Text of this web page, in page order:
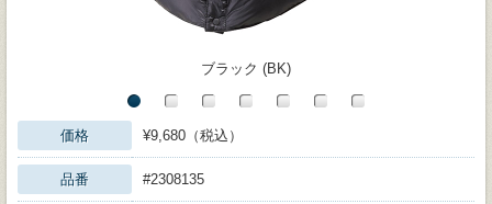
ブラック (BK)
価格 ¥9,680（税込）
品番 #2308135